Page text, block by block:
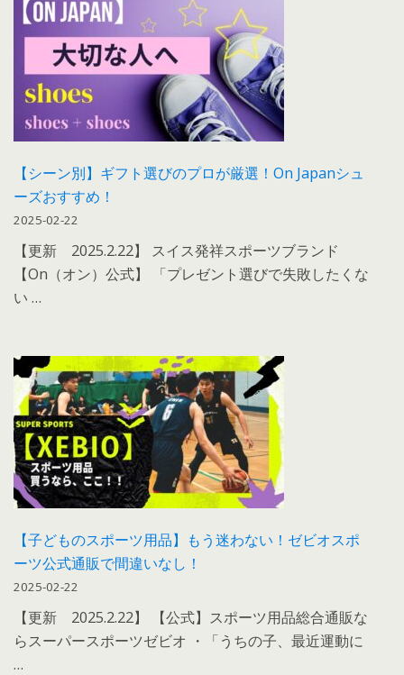
【シーン別】ギフト選びのプロが厳選！On Japanシュ
ーズおすすめ！
2025-02-22
【更新 2025.2.22】 スイス発祥スポーツブランド
【On（オン）公式】 「プレゼント選びで失敗したくな
い …
【子どものスポーツ用品】もう迷わない！ゼビオスポ
ーツ公式通販で間違いなし！
2025-02-22
【更新 2025.2.22】 【公式】スポーツ用品総合通販な
らスーパースポーツゼビオ ・「うちの子、最近運動に
…